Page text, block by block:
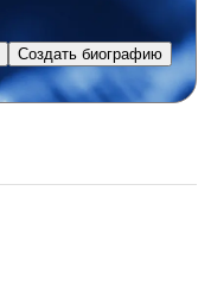
Создать биографию